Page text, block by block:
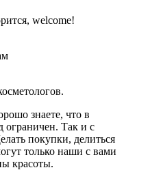
welcome!
знаете, что в
ограничен. Так и с
покупки, делиться
только наши с вами
красоты.